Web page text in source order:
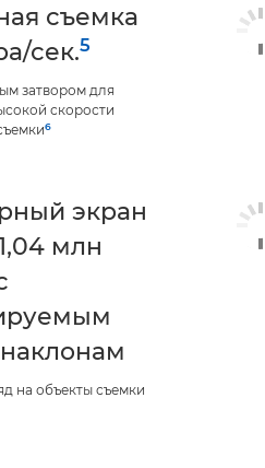
съемка
сек.5
затвором для
скорости
6
экран
млн
на объекты съемки